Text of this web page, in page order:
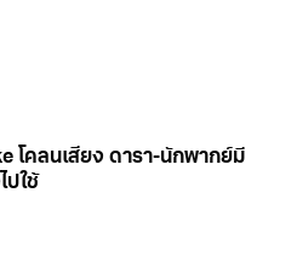
โคลนเสียง ดารา-นักพากย์มี
ปใช้